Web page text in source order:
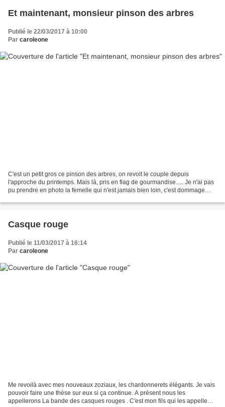
Et maintenant, monsieur pinson des arbres
Publié le 22/03/2017 à 10:00
Par caroleone
C'est un petit gros ce pinson des arbres, on revoit le couple depuis
l'approche du printemps. Mais là, pris en flag de gourmandise..... Je n'ai pas
pu prendre en photo la femelle qui n'est jamais bien loin, c'est dommage
Casque rouge
Publié le 11/03/2017 à 16:14
Par caroleone
Me revoilà avec mes nouveaux zoziaux, les chardonnerets élégants. Je vais
pouvoir faire une thèse sur eux si ça continue. A présent nous les
appellerons La bande des casques rouges . C'est mon fils qui les appelle